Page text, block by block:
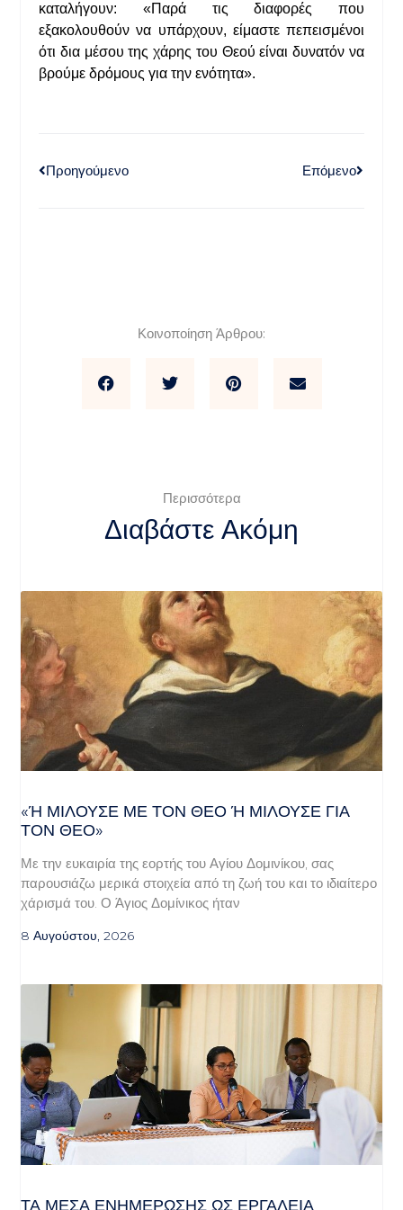
καταλήγουν: «Παρά τις διαφορές που
εξακολουθούν να υπάρχουν, είμαστε πεπεισμένοι
ότι δια μέσου της χάρης του Θεού είναι δυνατόν να
βρούμε δρόμους για την ενότητα».
Προηγούμενο Επόμενο
Κοινοποίηση Άρθρου:
Περισσότερα
Διαβάστε Ακόμη
«Ή ΜΙΛΟΎΣΕ ΜΕ ΤΟΝ ΘΕΌ Ή ΜΙΛΟΎΣΕ ΓΙΑ ΤΟ
Ν ΘΕΌ»
Με την ευκαιρία της εορτής του Αγίου Δομινίκου, σας
παρουσιάζω μερικά στοιχεία από τη ζωή του και το ιδιαίτερο
χάρισμά του. Ο Άγιος Δομίνικος ήταν
8 Αυγούστου, 2026
ΤΑ ΜΈΣΑ ΕΝΗΜΈΡΩΣΗΣ ΩΣ ΕΡΓΑΛΕΊΑ